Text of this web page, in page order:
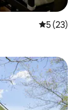
Prosječna
5 (23)
gosti”